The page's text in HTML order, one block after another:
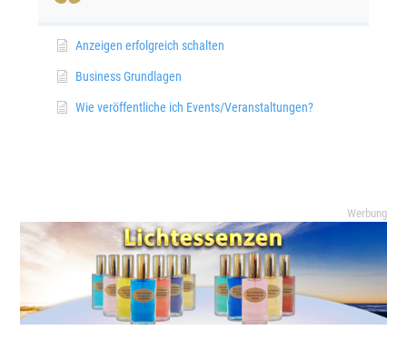
Anzeigen erfolgreich schalten
Business Grundlagen
Wie veröffentliche ich Events/Veranstaltungen?
Werbung